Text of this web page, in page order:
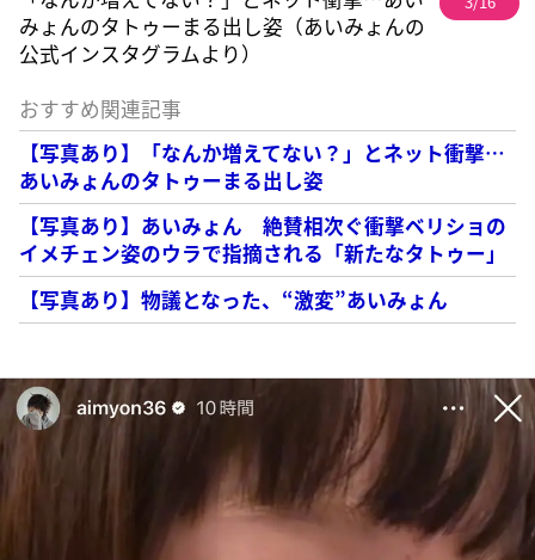
みょんのタトゥーまる出し姿（あいみょんの
公式インスタグラムより）
おすすめ関連記事
【写真あり】「なんか増えてない？」とネット衝撃…
あいみょんのタトゥーまる出し姿
【写真あり】あいみょん 絶賛相次ぐ衝撃ベリショの
イメチェン姿のウラで指摘される「新たなタトゥー」
【写真あり】物議となった、“激変”あいみょん